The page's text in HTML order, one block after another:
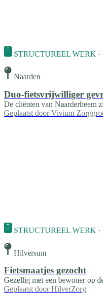
STRUCTUREEL WERK
Naarden
Duo-fietsvrijwilliger
De cliënten van Naarderheem
Geplaatst door Vivium
STRUCTUREEL WERK
Hilversum
Fietsmaatjes gezocht
Gezellig met een bewoner op
Geplaatst door HilverZorg